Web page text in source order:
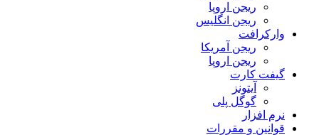
ریجن اروپا
ریجن انگلیس
وارکرافت
ریجن آمریکا
ریجن اروپا
گیفت کارت
آیتونز
گوگل پلی
نرم افزار
قوانین و مقررات